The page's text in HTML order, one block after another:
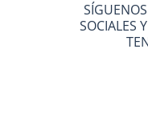
SOCIALES